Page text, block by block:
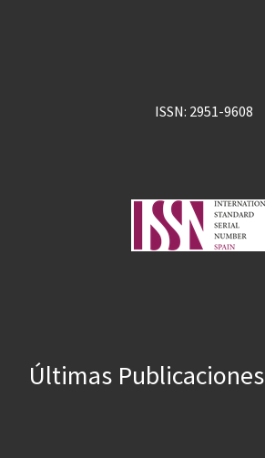
ISSN: 2951-9608
Últimas Publicaciones